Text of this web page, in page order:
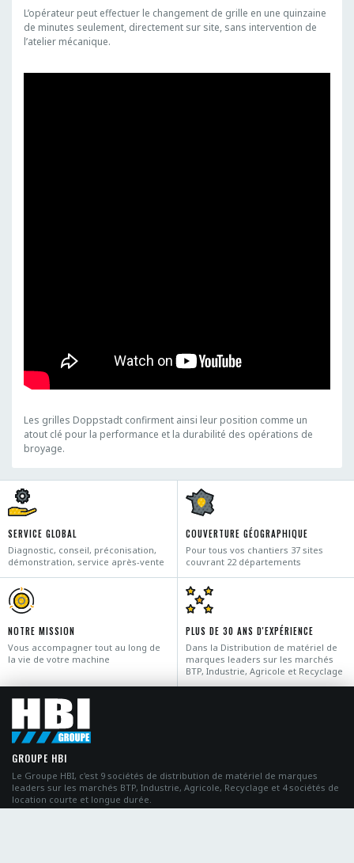
L’opérateur peut effectuer le changement de grille en une quinzaine
de minutes seulement, directement sur site, sans intervention de
l’atelier mécanique.
Les grilles Doppstadt confirment ainsi leur position comme un
atout clé pour la performance et la durabilité des opérations de
broyage.
SERVICE GLOBAL
Diagnostic, conseil, préconisation,
démonstration, service après-vente
COUVERTURE GÉOGRAPHIQUE
Pour tous vos chantiers 37 sites
couvrant 22 départements
NOTRE MISSION
Vous accompagner tout au long de
la vie de votre machine
PLUS DE 30 ANS D'EXPÉRIENCE
Dans la Distribution de matériel de
marques leaders sur les marchés
BTP, Industrie, Agricole et Recyclage
GROUPE HBI
Le Groupe HBI, c'est 9 sociétés de distribution de matériel de marques
leaders sur les marchés BTP, Industrie, Agricole, Recyclage et 4 sociétés de
location courte et longue durée.